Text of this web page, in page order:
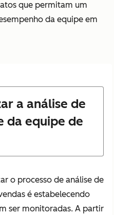
que permitam um
da equipe em
a análise de
da equipe de
o processo de análise de
é estabelecendo
ser monitoradas. A partir